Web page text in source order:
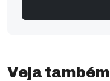
Veja também